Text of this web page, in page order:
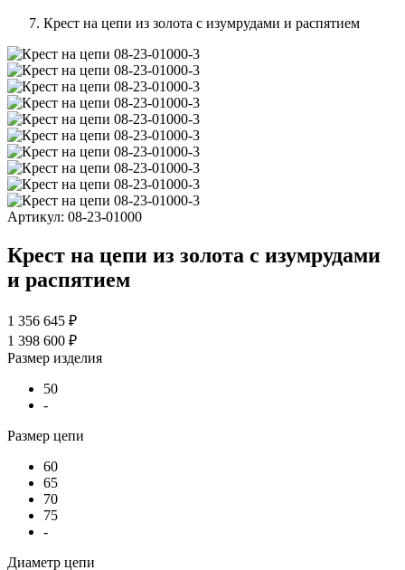
Крест на цепи из золота с изумрудами и распятием
Артикул: 08-23-01000
Крест на цепи из золота с изумрудами
и распятием
1 356 645 ₽
1 398 600 ₽
Размер изделия
50
-
Размер цепи
60
65
70
75
-
Диаметр цепи